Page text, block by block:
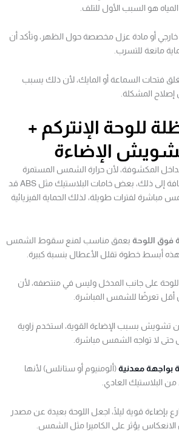
هو السبب الأول للتلف.
أو مادة عزل مخصصة حول الظهر، وتأكد أن
مانعة للتسرب.
فتحات السماعة أو المايك، لأن ذلك يسبب
المشكلة.
للوحة الإنتركم +
تشويش الإضاءة
المكشوفة، لأن حرارة الشمس المستمرة
تقلل عمر المكونات. بالإضافة إلى ذلك، بعض خامات البلاستيك مثل ABS قد
مباشرة لفترات طويلة، لذلك الحماية الفيزيائية
فوق اللوحة بعمق مناسب لمنع سقوط الشمس
أبسط خطوة تقلل الأعطال بنسبة كبيرة.
على جانب المدخل وليس في منتصفه، لأن
أقل تعرضًا للشمس المباشرة.
من تشويش بسبب الإضاءة القوية، استخدم زاوية
لا تواجه الشمس مباشرة.
بواجهة معدنية(ألومنيوم أو ستانلس) لأنها
من البلاستيك العادي.
بإضاءة قوية ليلًا، اجعل اللوحة بعيدة عن مصدر
الانعكاس يؤثر على الكاميرا مثل الشمس.